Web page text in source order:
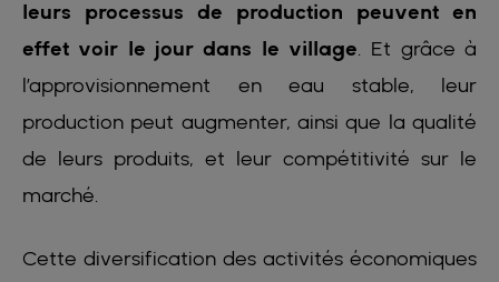
leurs processus de production peuvent en
effet voir le jour dans le village. Et grâce à
l’approvisionnement en eau stable, leur
production peut augmenter, ainsi que la qualité
de leurs produits, et leur compétitivité sur le
marché.
Cette diversification des activités économiques